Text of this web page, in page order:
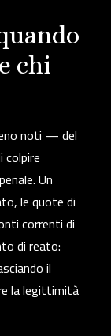
chi
noti — del
Un
le quote di
correnti di
di reato:
il
la legittimità